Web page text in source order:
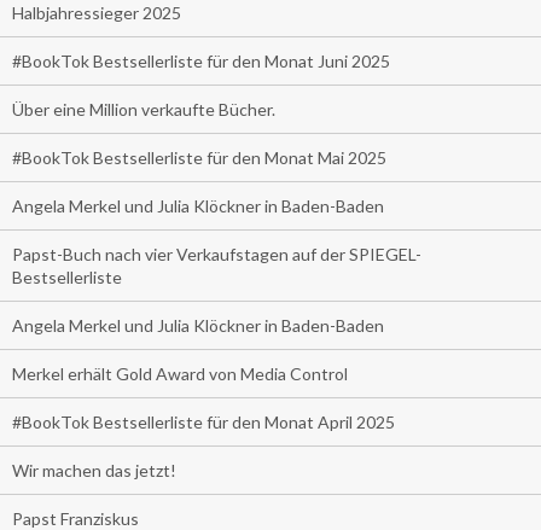
Halbjahressieger 2025
#BookTok Bestsellerliste für den Monat Juni 2025
Über eine Million verkaufte Bücher.
#BookTok Bestsellerliste für den Monat Mai 2025
Angela Merkel und Julia Klöckner in Baden-Baden
Papst-Buch nach vier Verkaufstagen auf der SPIEGEL-
Bestsellerliste
Angela Merkel und Julia Klöckner in Baden-Baden
Merkel erhält Gold Award von Media Control
#BookTok Bestsellerliste für den Monat April 2025
Wir machen das jetzt!
Papst Franziskus